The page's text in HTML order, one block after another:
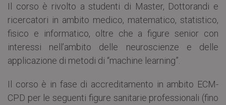
Il corso è rivolto a studenti di Master, Dottorandi e
ricercatori in ambito medico, matematico, statistico,
fisico e informatico, oltre che a figure senior con
interessi nell’ambito delle neuroscienze e delle
applicazione di metodi di “machine learning”.
Il corso è in fase di accreditamento in ambito ECM-
CPD per le seguenti figure sanitarie professionali (fino